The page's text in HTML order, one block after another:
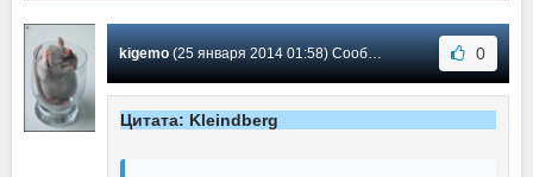
kigemo(25 января 2014 01:58) Сообщение #8 0
Цитата: Kleindberg